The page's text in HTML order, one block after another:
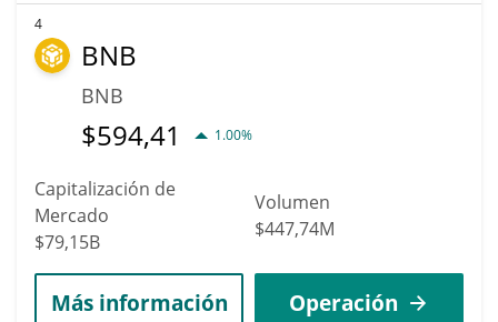
4
BNB
BNB
$594,41 1.00%
Capitalización de
Mercado
$79,15B
Volumen
$447,74M
Más información Operación